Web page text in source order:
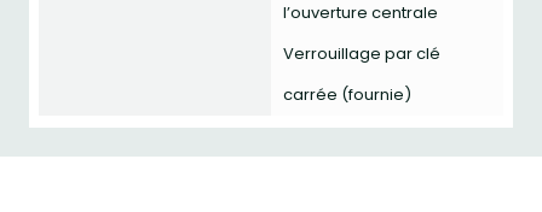
l’ouverture centrale
Verrouillage par clé
carrée (fournie)